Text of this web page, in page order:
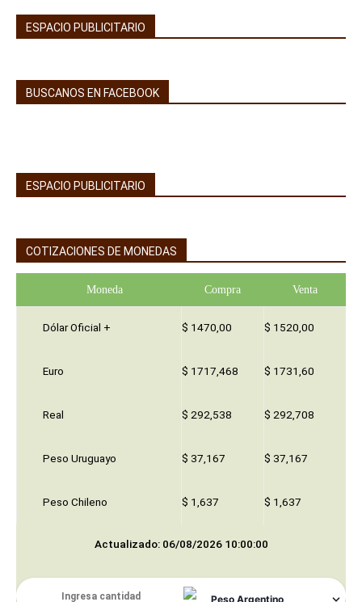
ESPACIO PUBLICITARIO
BUSCANOS EN FACEBOOK
ESPACIO PUBLICITARIO
COTIZACIONES DE MONEDAS
Moneda Compra Venta
Dólar Oficial + $ 1470,00 $ 1520,00
Euro $ 1717,468 $ 1731,60
Real $ 292,538 $ 292,708
Peso Uruguayo $ 37,167 $ 37,167
Peso Chileno $ 1,637 $ 1,637
Actualizado: 06/08/2026 10:00:00